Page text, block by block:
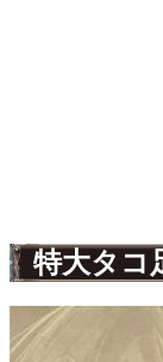
特大タコ